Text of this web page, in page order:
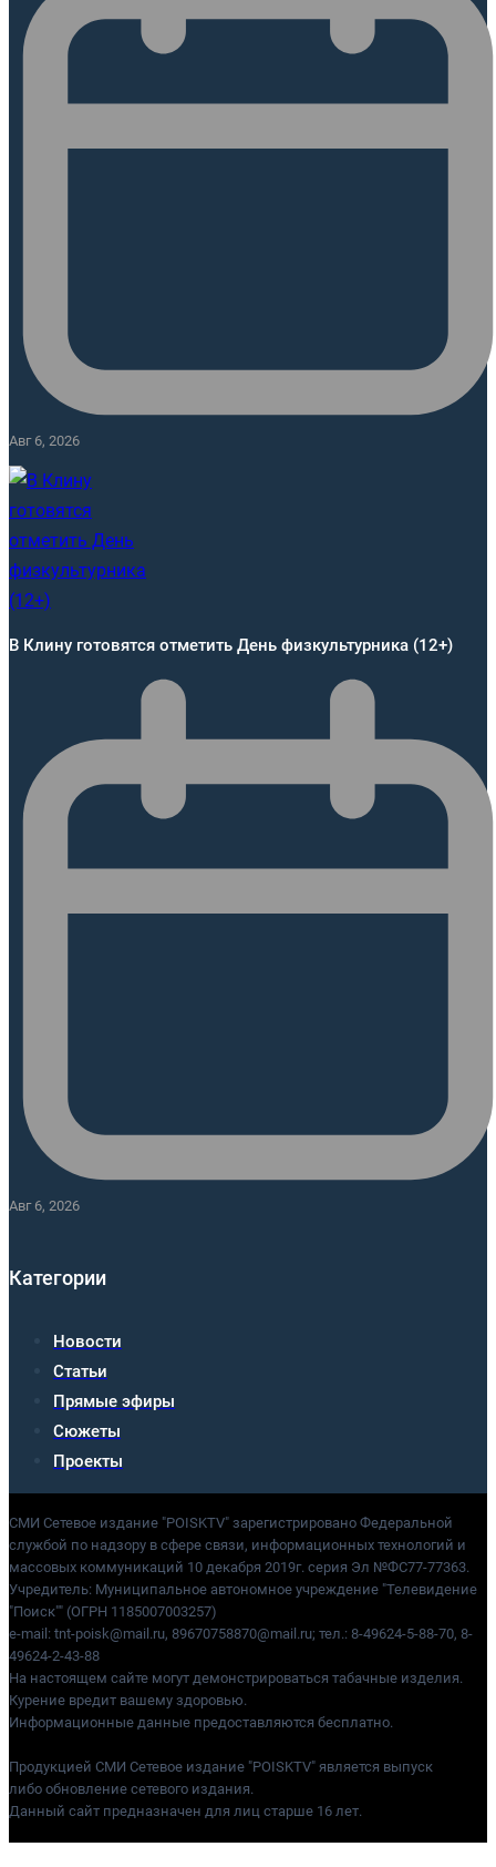
Авг 6, 2026
В Клину готовятся отметить День физкультурника (12+)
Авг 6, 2026
Категории
Новости
Статьи
Прямые эфиры
Сюжеты
Проекты
СМИ Сетевое издание "POISKTV" зарегистрировано Федеральной
службой по надзору в сфере связи, информационных технологий и
массовых коммуникаций 10 декабря 2019г. серия Эл №ФС77-77363.
Учредитель: Муниципальное автономное учреждение "Телевидение
"Поиск"" (ОГРН 1185007003257)
e-mail: tnt-poisk@mail.ru, 89670758870@mail.ru; тел.: 8-49624-5-88-70, 8-
49624-2-43-88
На настоящем сайте могут демонстрироваться табачные изделия.
Курение вредит вашему здоровью.
Информационные данные предоставляются бесплатно.
Продукцией СМИ Сетевое издание "POISKTV" является выпуск
либо обновление сетевого издания.
Данный сайт предназначен для лиц старше 16 лет.